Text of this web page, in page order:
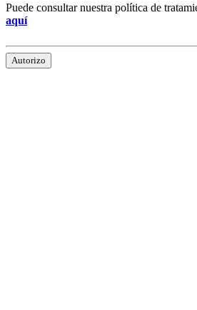
Puede consultar nuestra política de
aquí
Autorizo